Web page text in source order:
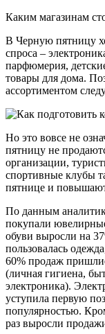
Каким магазинам
В Черную пятницу
спроса –
парфюмерия,
товары для дома.
ассортиментом
Но это вовсе не
пятницу не
организации,
спортивные клубы
пятнице и
По данным
покупали
обуви выросли на
пользовалась
60% продаж
(личная гигиена,
электроника).
уступила первую
популярностью.
раз выросли